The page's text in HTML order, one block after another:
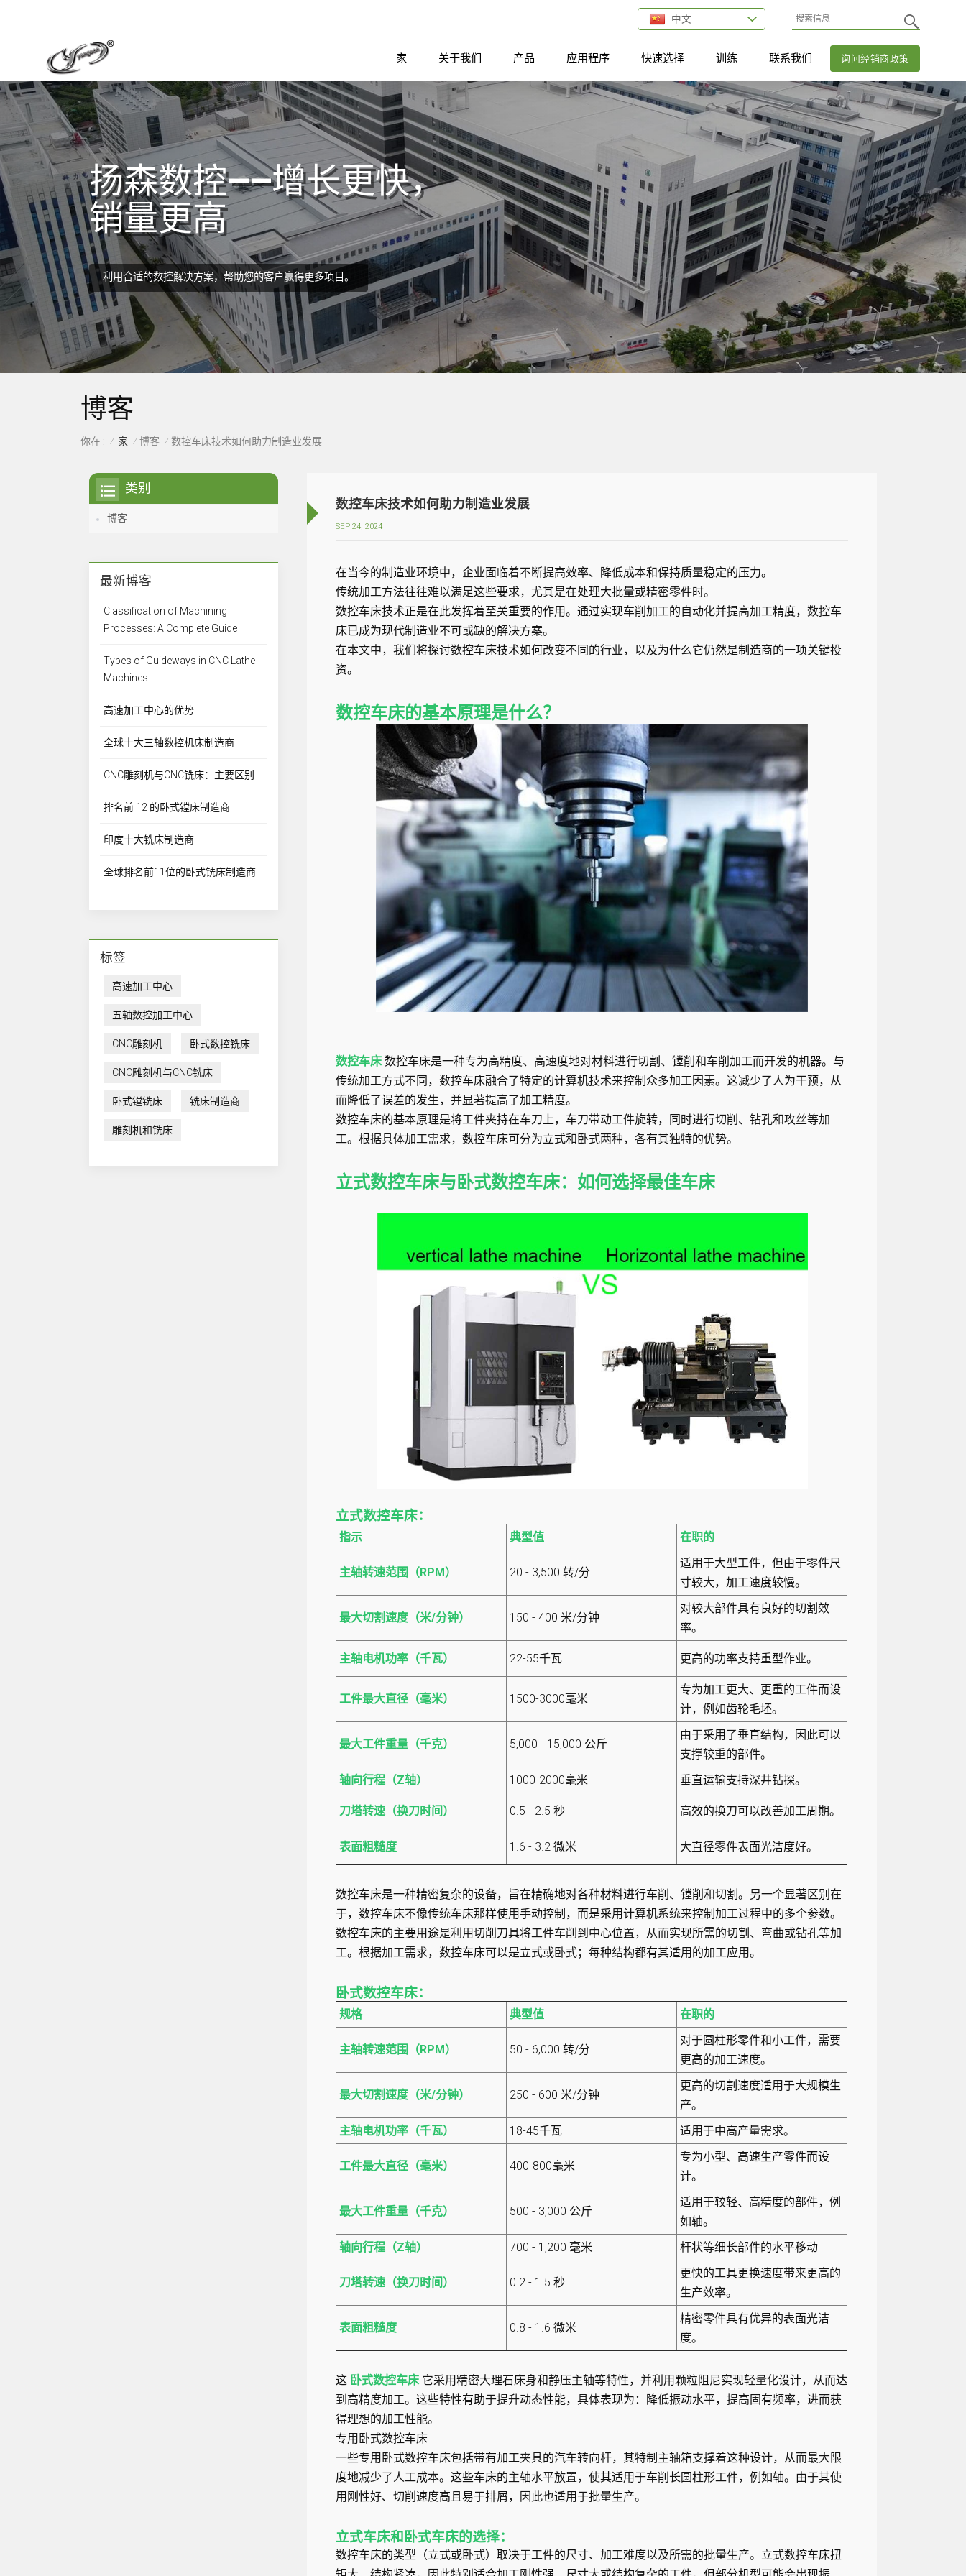
中文
询问经销商政策
家 关于我们 产品 应用程序 快速选择 训练 联系我们
扬森数控——增长更快，
销量更高
利用合适的数控解决方案，帮助您的客户赢得更多项目。
博客
你在 : / 家 / 博客 / 数控车床技术如何助力制造业发展
数控车床技术如何助力制造业发展
SEP 24, 2024
在当今的制造业环境中，企业面临着不断提高效率、降低成本和保持质量稳定的压力。
传统加工方法往往难以满足这些要求，尤其是在处理大批量或精密零件时。
数控车床技术正是在此发挥着至关重要的作用。通过实现车削加工的自动化并提高加工精度，数控车
床已成为现代制造业不可或缺的解决方案。
在本文中，我们将探讨数控车床技术如何改变不同的行业，以及为什么它仍然是制造商的一项关键投
资。
数控车床的基本原理是什么？
数控车床 数控车床是一种专为高精度、高速度地对材料进行切割、镗削和车削加工而开发的机器。与
传统加工方式不同，数控车床融合了特定的计算机技术来控制众多加工因素。这减少了人为干预，从
而降低了误差的发生，并显著提高了加工精度。
数控车床的基本原理是将工件夹持在车刀上，车刀带动工件旋转，同时进行切削、钻孔和攻丝等加
工。根据具体加工需求，数控车床可分为立式和卧式两种，各有其独特的优势。
立式数控车床与卧式数控车床：如何选择最佳车床
立式数控车床：
指示 典型值 在职的
主轴转速范围（RPM） 20 - 3,500 转/分
适用于大型工件，但由于零件尺
寸较大，加工速度较慢。
最大切割速度（米/分钟） 150 - 400 米/分钟
对较大部件具有良好的切割效
率。
主轴电机功率（千瓦） 22-55千瓦 更高的功率支持重型作业。
工件最大直径（毫米） 1500-3000毫米
专为加工更大、更重的工件而设
计，例如齿轮毛坯。
最大工件重量（千克） 5,000 - 15,000 公斤
由于采用了垂直结构，因此可以
支撑较重的部件。
轴向行程（Z轴）
1000-2000毫米 垂直运输支持深井钻探。
刀塔转速（换刀时间） 0.5 - 2.5 秒 高效的换刀可以改善加工周期。
表面粗糙度 1.6 - 3.2 微米 大直径零件表面光洁度好。
数控车床是一种精密复杂的设备，旨在精确地对各种材料进行车削、镗削和切割。另一个显著区别在
于，数控车床不像传统车床那样使用手动控制，而是采用计算机系统来控制加工过程中的多个参数。
数控车床的主要用途是利用切削刀具将工件车削到中心位置，从而实现所需的切割、弯曲或钻孔等加
工。根据加工需求，数控车床可以是立式或卧式；每种结构都有其适用的加工应用。
卧式数控车床：
规格 典型值 在职的
主轴转速范围（RPM） 50 - 6,000 转/分
对于圆柱形零件和小工件，需要
更高的加工速度。
最大切割速度（米/分钟） 250 - 600 米/分钟
更高的切割速度适用于大规模生
产。
主轴电机功率（千瓦）
18-45千瓦 适用于中高产量需求。
工件最大直径（毫米） 400-800毫米
专为小型、高速生产零件而设
计。
最大工件重量（千克） 500 - 3,000 公斤
适用于较轻、高精度的部件，例
如轴。
轴向行程（Z轴）
700 - 1,200 毫米 杆状等细长部件的水平移动
刀塔转速（换刀时间） 0.2 - 1.5 秒
更快的工具更换速度带来更高的
生产效率。
表面粗糙度 0.8 - 1.6 微米
精密零件具有优异的表面光洁
度。
这 卧式数控车床 它采用精密大理石床身和静压主轴等特性，并利用颗粒阻尼实现轻量化设计，从而达
到高精度加工。这些特性有助于提升动态性能，具体表现为：降低振动水平，提高固有频率，进而获
得理想的加工性能。
专用卧式数控车床
一些专用卧式数控车床包括带有加工夹具的汽车转向杆，其特制主轴箱支撑着这种设计，从而最大限
度地减少了人工成本。这些车床的主轴水平放置，使其适用于车削长圆柱形工件，例如轴。由于其使
用刚性好、切削速度高且易于排屑，因此也适用于批量生产。
立式车床和卧式车床的选择：
数控车床的类型（立式或卧式）取决于工件的尺寸、加工难度以及所需的批量生产。立式数控车床扭
类别
博客
最新博客
Classification of Machining
Processes: A Complete Guide
Types of Guideways in CNC Lathe
Machines
高速加工中心的优势
全球十大三轴数控机床制造商
CNC雕刻机与CNC铣床：主要区别
排名前 12 的卧式镗床制造商
印度十大铣床制造商
全球排名前11位的卧式铣床制造商
标签
高速加工中心
五轴数控加工中心
CNC雕刻机 卧式数控铣床
CNC雕刻机与CNC铣床
卧式镗铣床 铣床制造商
雕刻机和铣床